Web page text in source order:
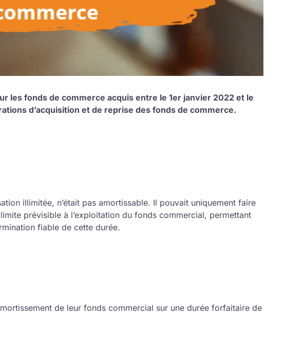
les fonds de commerce acquis entre le 1er janvier 2022 et le
d’acquisition et de reprise des fonds de commerce.
illimitée, n’était pas amortissable. Il pouvait uniquement faire
prévisible à l’exploitation du fonds commercial, permettant
fiable de cette durée.
de leur fonds commercial sur une durée forfaitaire de